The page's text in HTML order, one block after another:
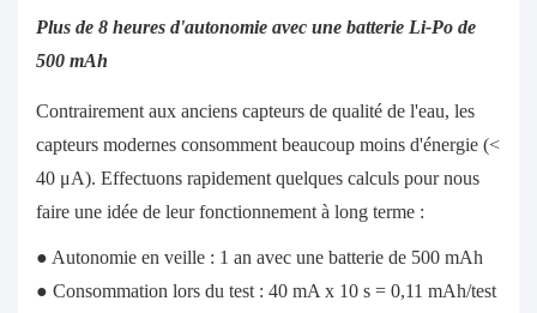
Plus de 8 heures d'autonomie avec une batterie Li-Po de
500 mAh
Contrairement aux anciens capteurs de qualité de l'eau, les
capteurs modernes consomment beaucoup moins d'énergie (<
40 μA). Effectuons rapidement quelques calculs pour nous
faire une idée de leur fonctionnement à long terme :
● Autonomie en veille : 1 an avec une batterie de 500 mAh
● Consommation lors du test : 40 mA x 10 s = 0,11 mAh/test